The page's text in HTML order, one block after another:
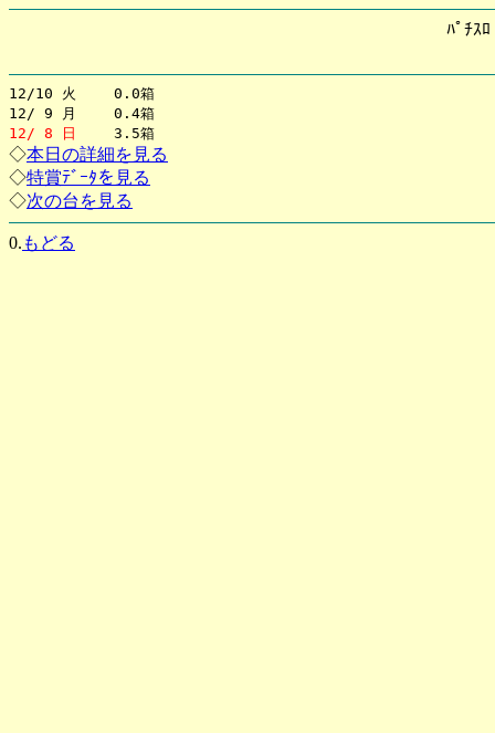
ﾊﾟﾁｽ
12/10 火 0.0箱
12/ 9 月 0.4箱
12/ 8 日
3.5箱
◇本日の詳細を見る
◇特賞ﾃﾞｰﾀを見る
◇次の台を見る
0. もどる